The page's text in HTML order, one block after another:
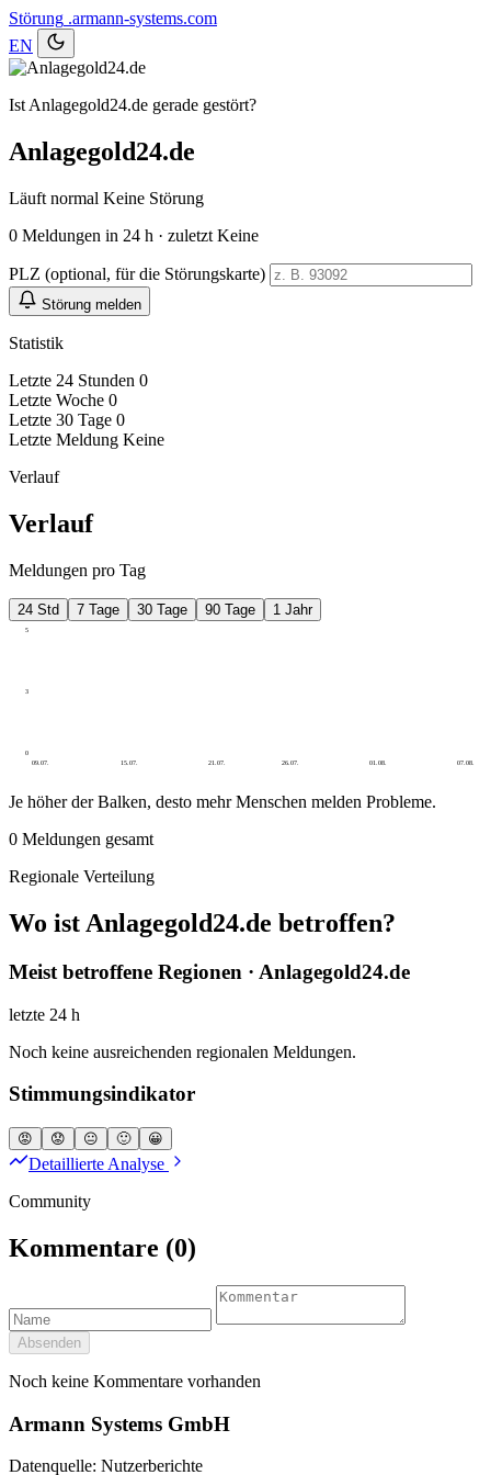
Störung .armann-systems.com
EN
Ist Anlagegold24.de gerade gestört?
Anlagegold24.de
Läuft normal Keine Störung
0 Meldungen in 24 h · zuletzt Keine
PLZ (optional, für die Störungskarte)
Störung melden
Statistik
Letzte 24 Stunden 0
Letzte Woche 0
Letzte 30 Tage 0
Letzte Meldung Keine
Verlauf
Verlauf
Meldungen pro Tag
24 Std 7 Tage 30 Tage 90 Tage 1 Jahr
0
3
5
09.07. 15.07. 21.07. 26.07. 01.08. 07.08.
Je höher der Balken, desto mehr Menschen melden Probleme.
0 Meldungen gesamt
Regionale Verteilung
Wo ist Anlagegold24.de betroffen?
Meist betroffene Regionen · Anlagegold24.de
letzte 24 h
Noch keine ausreichenden regionalen Meldungen.
Stimmungsindikator
😡 😟 😐 🙂 😀
Detaillierte Analyse
Community
Kommentare (0)
Absenden
Noch keine Kommentare vorhanden
Armann Systems GmbH
Datenquelle: Nutzerberichte